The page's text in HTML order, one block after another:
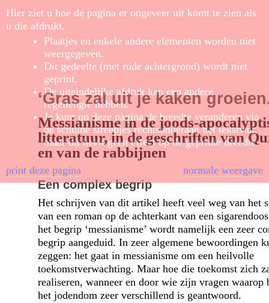
Hier ziet u hoe de pagina er ongeveer uit komt te zien als
u die afdrukt.
Plaatjes en enkele andere elementen worden niet
weergegeven.
Dit gedeelte (met rode achtergrond) wordt niet
geprint.
De uiteindelijke afdruk kan een andere
regellengte hebben.
Je kunt op deze pagina de breedte veranderen via
de schuine streepjes rechtsonderaan het tekstvak,
maar dit heeft geen effect op de geprinte breedte.
normale weergave
print deze pagina
‘Gras zal uit je kaken
Messianisme in de joods-
litteratuur, in de geschriften van
en van de rabbijnen
Een complex begrip
Het schrijven van dit artikel heeft veel weg van het
van een roman op de achterkant van een
het begrip ‘messianisme’ wordt namelijk een zeer
begrip aangeduid. In zeer algemene bewoordingen
zeggen: het gaat in messianisme om een heilvolle
toekomstverwachting. Maar hoe die toekomst zich
realiseren, wanneer en door wie zijn vragen waarop
het jodendom zeer verschillend is geantwoord.